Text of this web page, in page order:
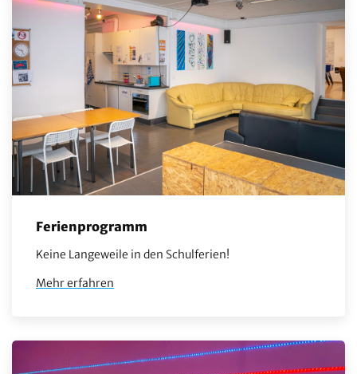
Ferienprogramm
Keine Langeweile in den Schulferien!
Mehr erfahren